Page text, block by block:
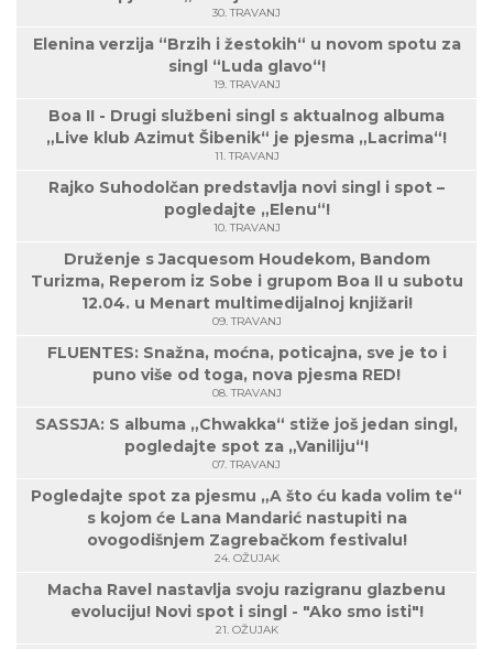
30. TRAVANJ
Elenina verzija “Brzih i žestokih“ u novom spotu za
singl “Luda glavo“!
19. TRAVANJ
Boa II - Drugi službeni singl s aktualnog albuma
„Live klub Azimut Šibenik“ je pjesma „Lacrima“!
11. TRAVANJ
Rajko Suhodolčan predstavlja novi singl i spot –
pogledajte „Elenu“!
10. TRAVANJ
Druženje s Jacquesom Houdekom, Bandom
Turizma, Reperom iz Sobe i grupom Boa II u subotu
12.04. u Menart multimedijalnoj knjižari!
09. TRAVANJ
FLUENTES: Snažna, moćna, poticajna, sve je to i
puno više od toga, nova pjesma RED!
08. TRAVANJ
SASSJA: S albuma „Chwakka“ stiže još jedan singl,
pogledajte spot za „Vaniliju“!
07. TRAVANJ
Pogledajte spot za pjesmu „A što ću kada volim te“
s kojom će Lana Mandarić nastupiti na
ovogodišnjem Zagrebačkom festivalu!
24. OŽUJAK
Macha Ravel nastavlja svoju razigranu glazbenu
evoluciju! Novi spot i singl - "Ako smo isti"!
21. OŽUJAK